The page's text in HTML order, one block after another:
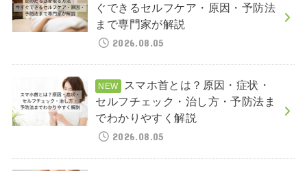
ぐできるセルフケア・原因・予防法
まで専門家が解説
2026.08.05
スマホ首とは？原因・症状・
セルフチェック・治し方・予防法ま
でわかりやすく解説
2026.08.05